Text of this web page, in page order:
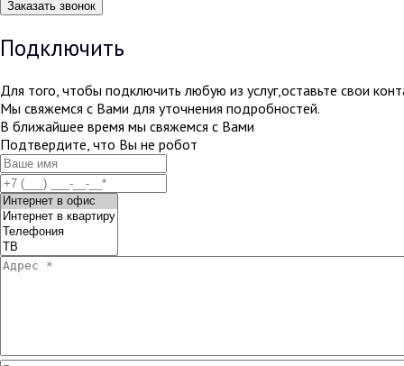
Подключить
Для того, чтобы подключить любую из услуг,оставьте свои
Мы свяжемся с Вами для уточнения подробностей.
В ближайшее время мы свяжемся с Вами
Подтвердите, что Вы не робот